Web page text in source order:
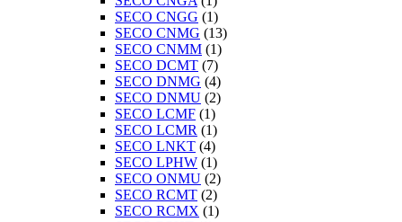
SECO CNGG (1)
SECO CNMG (13)
SECO CNMM (1)
SECO DCMT (7)
SECO DNMG (4)
SECO DNMU (2)
SECO LCMF (1)
SECO LCMR (1)
SECO LNKT (4)
SECO LPHW (1)
SECO ONMU (2)
SECO RCMT (2)
SECO RCMX (1)